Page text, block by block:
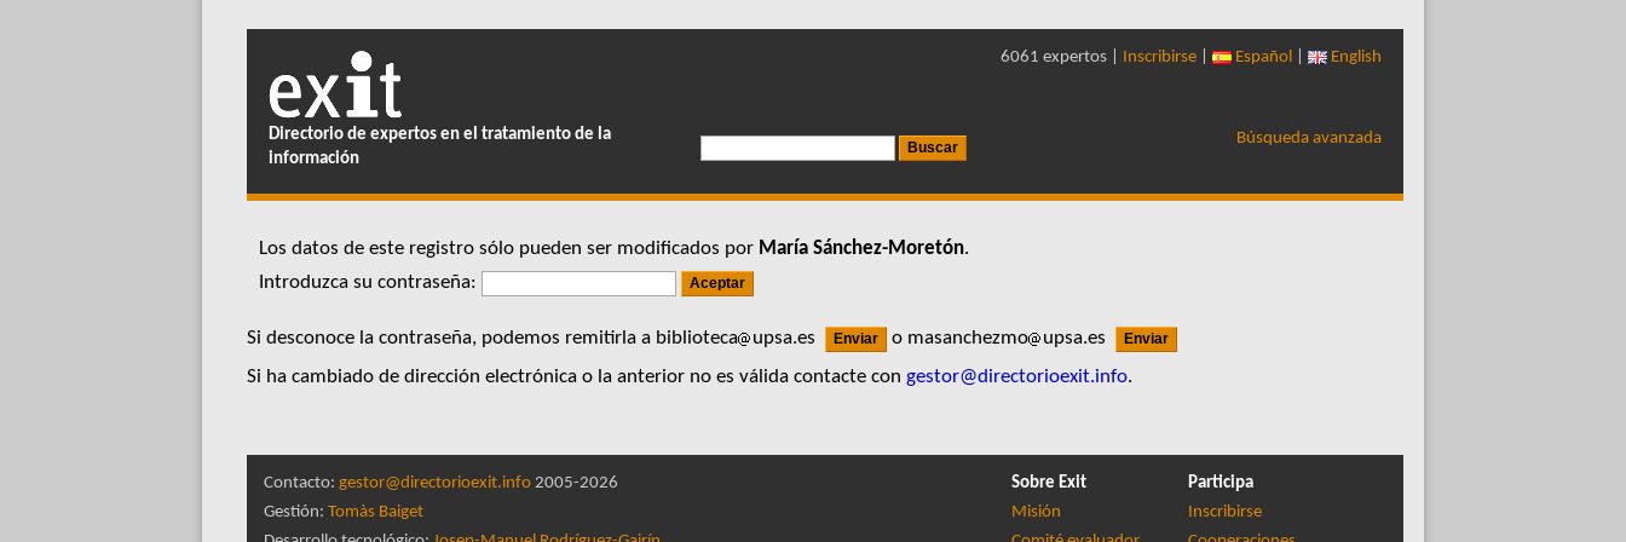
Directorio de expertos en el tratamiento de la
información
6061 expertos | Inscribirse Español English
Búsqueda avanzada
Los datos de este registro sólo pueden ser modificados por María Sánchez-Moretón.
Introduzca su contraseña:
Si desconoce la contraseña, podemos remitirla a biblioteca upsa.es o masanchezmo
upsa.es
Si ha cambiado de dirección electrónica o la anterior no es válida contacte con gestor@directorioexit.info.
Contacto: gestor@directorioexit.info 2005-2026
Gestión: Tomàs Baiget
Sobre Exit
Misión
Participa
Inscribirse